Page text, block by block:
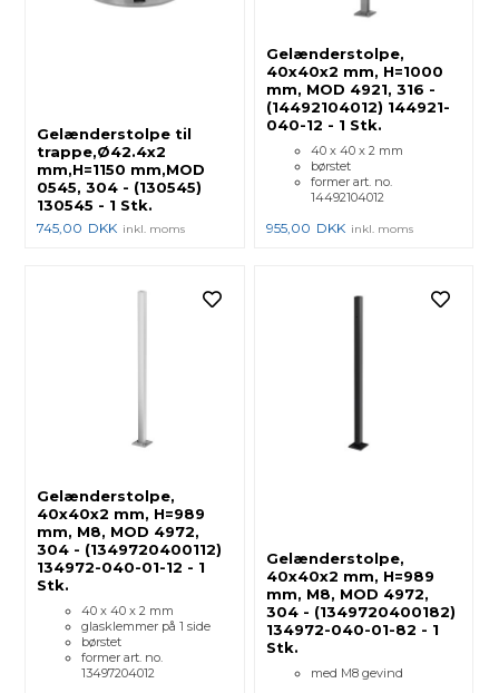
Gelænderstolpe til
trappe,Ø42.4x2
mm,H=1150 mm,MOD
0545, 304 - (130545)
130545 - 1 Stk.
745,00 DKK inkl. moms
Gelænderstolpe,
40x40x2 mm, H=1000
mm, MOD 4921, 316 -
(14492104012) 144921-
040-12 - 1 Stk.
40 x 40 x 2 mm
børstet
former art. no.
14492104012
955,00 DKK inkl. moms
Gelænderstolpe,
40x40x2 mm, H=989
mm, M8, MOD 4972,
304 - (1349720400112)
134972-040-01-12 - 1
Stk.
40 x 40 x 2 mm
glasklemmer på 1 side
børstet
former art. no.
13497204012
Gelænderstolpe,
40x40x2 mm, H=989
mm, M8, MOD 4972,
304 - (1349720400182)
134972-040-01-82 - 1
Stk.
med M8 gevind